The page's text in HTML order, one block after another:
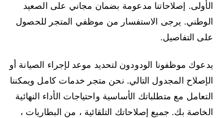
الأولى. إصلاحاتنا مدعومة بضمان مجاني على الصعيد
الوطني. يرجى الاستفسار من موظفي المتجر للحصول
على التفاصيل.
يدعوك موظفونا الودودون لتحديد موعد لإجراء الصيانة أو
الإصلاح المجدول التالي. نحن متجر خدمات كامل ويمكننا
التعامل مع متطلباتك الأساسية واحتياجات الأداء النهائية
الخاصة بك. جميع إصلاحاتك التلقائية ، من البطاريات ،